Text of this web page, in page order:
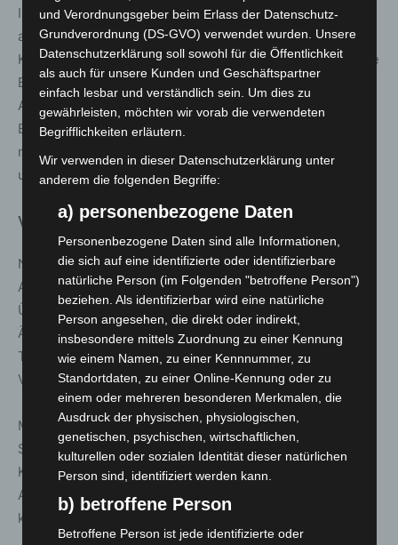
Im Obergeschoss sind zwei BeratungsCenter Direkt
angesiedelt, darunter ein Team mit Spezialisierung auf
Kundinnen und Kunden im Alter von 18 bis 30 Jahren. Die
Beratung erfolgt hier flexibel per Telefon oder Video.
Auch die Mitarbeitenden aus dem bisherigen
BeratungsCenter im Langenhagen-CCL arbeiten nun am
modernisierten Standort. Im CCL bleiben Geldautomat
und Überweisungsterminal weiterhin verfügbar.
Viele Bankgeschäfte online möglich
Neben der persönlichen Beratung lassen sich zahlreiche
Anliegen über das Online-Banking erledigen, darunter
Überweisungen, die Verwaltung des Tageslimits oder
Änderungen persönlicher Daten. Ergänzend steht das
Telefonbanking mit den wichtigsten Services zur
Verfügung.
Mit der Bündelung zahlreicher Leistungen an einem
Standort reagiert die Sparkasse auf veränderte
Kundenbedürfnisse. Persönliche Beratung, digitale
Angebote und Selbstbedienung werden so miteinander
kombiniert.
und Verordnungsgeber beim Erlass der Datenschutz-
Grundverordnung (DS-GVO) verwendet wurden. Unsere
Datenschutzerklärung soll sowohl für die Öffentlichkeit
als auch für unsere Kunden und Geschäftspartner
einfach lesbar und verständlich sein. Um dies zu
gewährleisten, möchten wir vorab die verwendeten
Begrifflichkeiten erläutern.
Wir verwenden in dieser Datenschutzerklärung unter
anderem die folgenden Begriffe:
a) personenbezogene Daten
Personenbezogene Daten sind alle Informationen,
die sich auf eine identifizierte oder identifizierbare
natürliche Person (im Folgenden "betroffene Person")
beziehen. Als identifizierbar wird eine natürliche
Person angesehen, die direkt oder indirekt,
insbesondere mittels Zuordnung zu einer Kennung
wie einem Namen, zu einer Kennnummer, zu
Standortdaten, zu einer Online-Kennung oder zu
einem oder mehreren besonderen Merkmalen, die
Ausdruck der physischen, physiologischen,
genetischen, psychischen, wirtschaftlichen,
kulturellen oder sozialen Identität dieser natürlichen
Person sind, identifiziert werden kann.
b) betroffene Person
Betroffene Person ist jede identifizierte oder